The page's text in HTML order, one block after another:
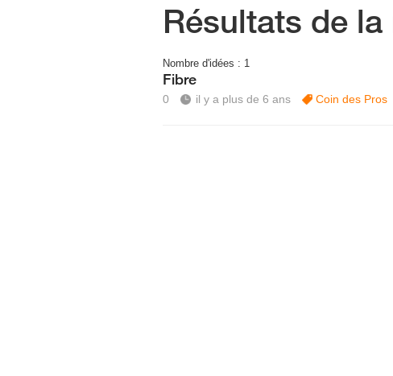
Résultats de
Nombre d'idées : 1
Fibre
0 il y a plus de 6 ans Coin des Pros